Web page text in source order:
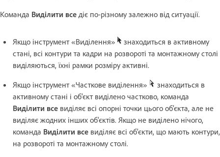
Команда Виділити все діє по-різному залежно від ситуації.
Якщо інструмент «Виділення»
знаходиться в активному
стані, всі контури та кадри на розвороті та монтажному столі
виділяються, їхні рамки розміру активні.
Якщо інструмент «Часткове виділення»
знаходиться в
активному стані і об’єкт виділено частково, команда
Виділити все виділяє всі опорні точки цього об’єкта, але не
виділяє жодних інших об’єктів. Якщо не виділено нічого,
команда Виділити все виділяє всі об’єкти, що мають контури,
на розвороті та монтажному столі.